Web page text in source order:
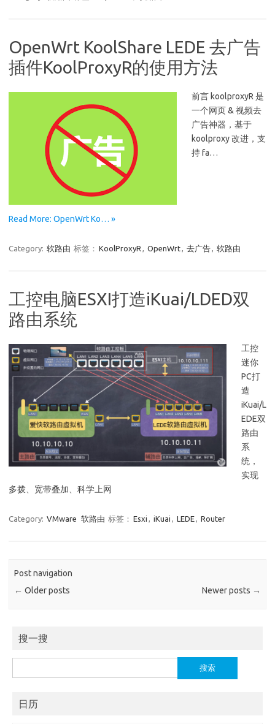
OpenWrt KoolShare LEDE 去广告
插件KoolProxyR的使用方法
前言 koolproxyR 是
一个网页 & 视频去
广告神器，基于
koolproxy 改进，支
持 fa…
Read More: OpenWrt Ko… »
Category: 软路由 标签： KoolProxyR , OpenWrt, 去广告, 软路由
工控电脑ESXI打造iKuai/LDED双
路由系统
工控
迷你
PC打
造
iKuai/L
EDE双
路由
系
统，
实现
多拨、宽带叠加、科学上网
Category: VMware 软路由 标签： Esxi , iKuai , LEDE, Router
Post navigation
← Older posts Newer posts →
搜一搜
索：
日历